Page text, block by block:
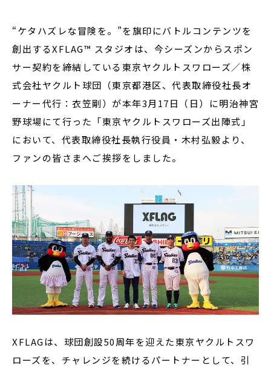
“ケタハズレな冒険を。”を旗印にバトルコンテンツを
創出するXFLAG™ スタジオは、 今シーズンからスポン
サー契約を締結している東京ヤクルトスワローズ／株
式会社ヤクルト球団（東京都港区、代表取締役社長オ
ーナー代行：衣笠剛）が本年3月17日（日）に明治神宮
野球場にて行った「東京ヤクルトスワローズ出陣式」
において、代表取締役社長執行役員・木村弘毅より、
ファンの皆さまへご挨拶をしました。
XFLAGは、球団創設50周年を迎えた東京ヤクルトスワ
ローズを、チャレンジを続けるパートナーとして、引